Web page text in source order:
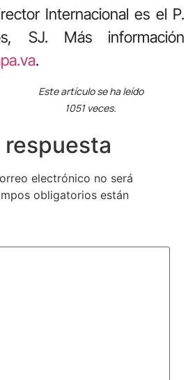
Internacional es el P.
SJ. Más información
.
Este artículo se ha leído
1051 veces.
respuesta
electrónico no será
obligatorios están